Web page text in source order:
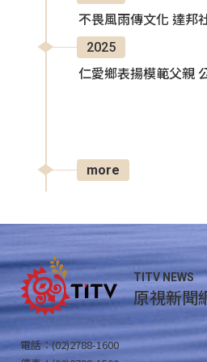
不畏風雨傳文化 達邦
2025
仁愛鄉表揚模範父親
more
TITV NEWS
原視新聞
電話：(02)2788-1600